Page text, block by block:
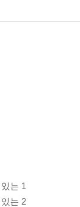
는 1
는 2